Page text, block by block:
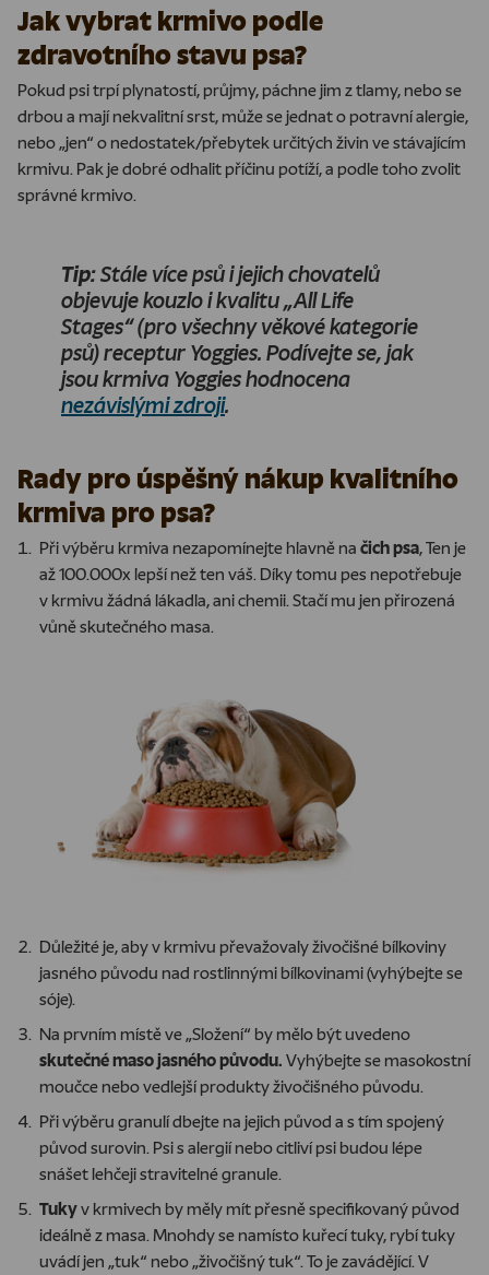
Jak vybrat krmivo podle
zdravotního stavu psa?
Pokud psi trpí plynatostí, průjmy, páchne jim z tlamy, nebo se
drbou a mají nekvalitní srst, může se jednat o potravní alergie,
nebo „jen“ o nedostatek/přebytek určitých živin ve stávajícím
krmivu. Pak je dobré odhalit příčinu potíží, a podle toho zvolit
správné krmivo.
Tip:Stále více psů i jejich chovatelů
objevuje kouzlo i kvalitu „All Life
Stages“ (pro všechny věkové kategorie
psů) receptur Yoggies. Podívejte se, jak
jsou krmiva Yoggies hodnocena
nezávislými zdroji.
Rady pro úspěšný nákup kvalitního
krmiva pro psa?
Při výběru krmiva nezapomínejte hlavně na čich psa, Ten je
až 100.000x lepší než ten váš. Díky tomu pes nepotřebuje
v krmivu žádná lákadla, ani chemii. Stačí mu jen přirozená
vůně skutečného masa.
Důležité je, aby v krmivu převažovaly živočišné bílkoviny
jasného původu nad rostlinnými bílkovinami (vyhýbejte se
sóje).
Na prvním místě ve „Složení“ by mělo být uvedeno
skutečné maso jasného původu. Vyhýbejte se masokostní
moučce nebo vedlejší produkty živočišného původu.
Při výběru granulí dbejte na jejich původ a s tím spojený
původ surovin. Psi s alergií nebo citliví psi budou lépe
snášet lehčeji stravitelné granule.
Tukyv krmivech by měly mít přesně specifikovaný původ
ideálně z masa. Mnohdy se namísto kuřecí tuky, rybí tuky
uvádí jen „tuk“ nebo „živočišný tuk“. To je zavádějící. V